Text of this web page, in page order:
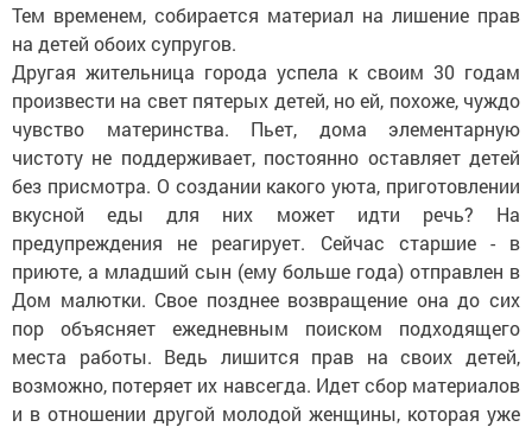
Тем временем, собирается материал на лишение прав
на детей обоих супругов.
Другая жительница города успела к своим 30 годам
произвести на свет пятерых детей, но ей, похоже, чуждо
чувство материнства. Пьет, дома элементарную
чистоту не поддерживает, постоянно оставляет детей
без присмотра. О создании какого уюта, приготовлении
вкусной еды для них может идти речь? На
предупреждения не реагирует. Сейчас старшие - в
приюте, а младший сын (ему больше года) отправлен в
Дом малютки. Свое позднее возвращение она до сих
пор объясняет ежедневным поиском подходящего
места работы. Ведь лишится прав на своих детей,
возможно, потеряет их навсегда. Идет сбор материалов
и в отношении другой молодой женщины, которая уже